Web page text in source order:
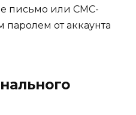
письмо или СМС-
от аккаунта